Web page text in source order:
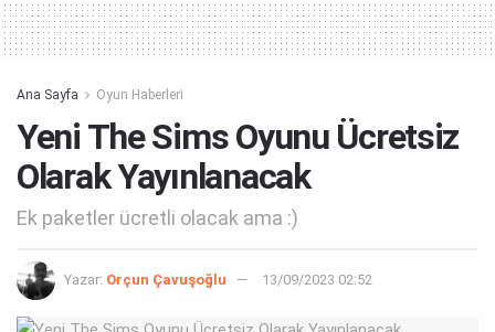
Ana Sayfa Oyun Haberleri
Yeni The Sims Oyunu Ücretsiz
Olarak Yayınlanacak
Ek paketler ücretli olacak ama :)
Yazar: Orçun Çavuşoğlu 13/09/2023 02:52